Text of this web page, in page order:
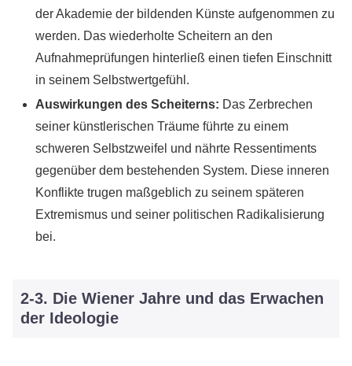
der Akademie der bildenden Künste aufgenommen zu
werden. Das wiederholte Scheitern an den
Aufnahmeprüfungen hinterließ einen tiefen Einschnitt
in seinem Selbstwertgefühl.
Auswirkungen des Scheiterns: Das Zerbrechen
seiner künstlerischen Träume führte zu einem
schweren Selbstzweifel und nährte Ressentiments
gegenüber dem bestehenden System. Diese inneren
Konflikte trugen maßgeblich zu seinem späteren
Extremismus und seiner politischen Radikalisierung
bei.
2-3. Die Wiener Jahre und das Erwachen
der Ideologie